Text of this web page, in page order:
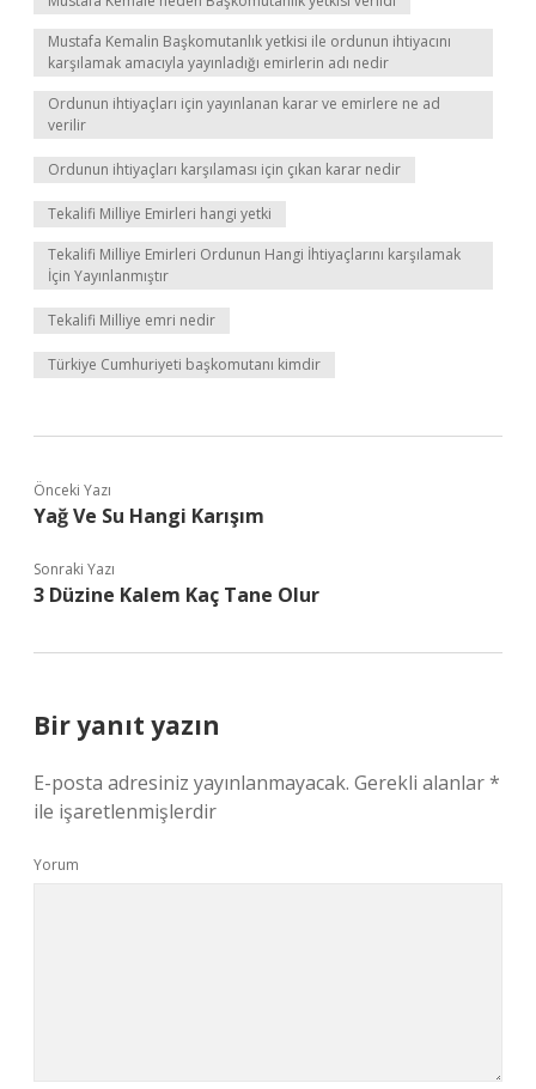
Mustafa Kemalin Başkomutanlık yetkisi ile ordunun ihtiyacını
karşılamak amacıyla yayınladığı emirlerin adı nedir
Ordunun ihtiyaçları için yayınlanan karar ve emirlere ne ad
verilir
Ordunun ihtiyaçları karşılaması için çıkan karar nedir
Tekalifi Milliye Emirleri hangi yetki
Tekalifi Milliye Emirleri Ordunun Hangi İhtiyaçlarını karşılamak
İçin Yayınlanmıştır
Tekalifi Milliye emri nedir
Türkiye Cumhuriyeti başkomutanı kimdir
Önceki Yazı
Yağ Ve Su Hangi Karışım
Sonraki Yazı
3 Düzine Kalem Kaç Tane Olur
Bir yanıt yazın
E-posta adresiniz yayınlanmayacak. Gerekli alanlar*
ile işaretlenmişlerdir
Yorum